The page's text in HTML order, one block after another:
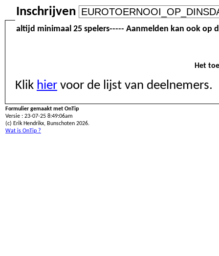
Inschrijven
altijd minimaal 25 spelers----- Aanmelden kan ook op
Het
Klik hier voor de lijst van deelnemers.
Formulier gemaakt met OnTip
Versie : 23-07-25 8:49:06am
(c) Erik Hendrikx, Bunschoten 2026.
Wat is OnTip ?